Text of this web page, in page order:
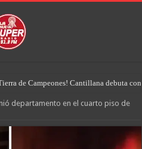
de Campeones! Cantillana debuta
departamento en el cuarto piso de